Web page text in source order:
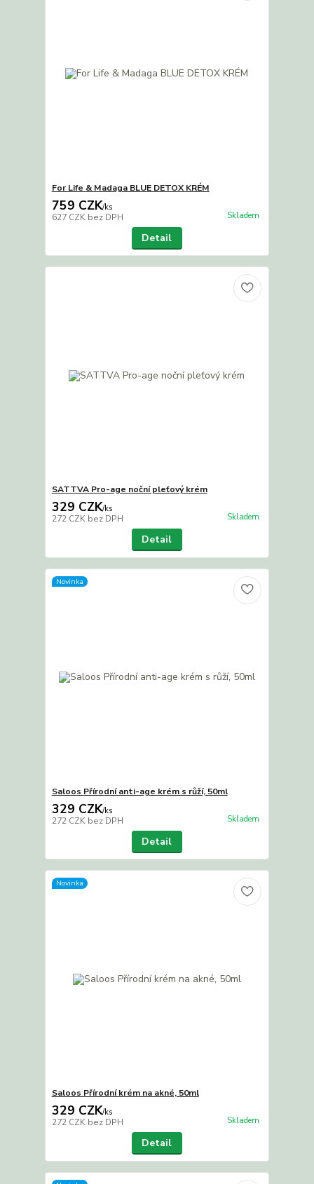
For Life & Madaga BLUE DETOX KRÉM
759 CZK/ks
627 CZK bez DPH Skladem
Detail
SATTVA Pro-age noční pleťový krém
329 CZK/ks
272 CZK bez DPH Skladem
Detail
Novinka
Saloos Přírodní anti-age krém s růží, 50ml
329 CZK/ks
272 CZK bez DPH Skladem
Detail
Novinka
Saloos Přírodní krém na akné, 50ml
329 CZK/ks
272 CZK bez DPH Skladem
Detail